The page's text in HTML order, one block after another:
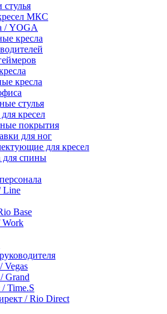
МКС
/ YOGA
кресла
кресла
стулья
кресел
покрытия
для ног
для кресел
для спины
Line
Base
Work
Vegas
Grand
Time.S
/ Rio Direct